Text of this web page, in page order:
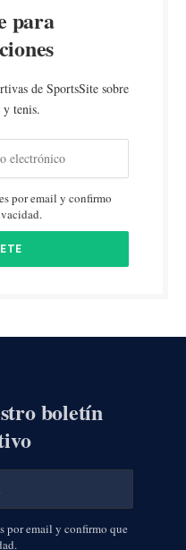
para
de SportsSite sobre
tenis.
por email y confirmo
boletín
por email y confirmo que